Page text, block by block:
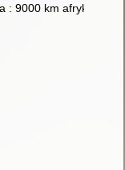
: 9000 km